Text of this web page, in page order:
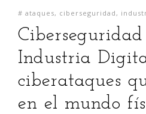
# ataques, ciberseguridad ,
Industria
ciberataques
en el mundo